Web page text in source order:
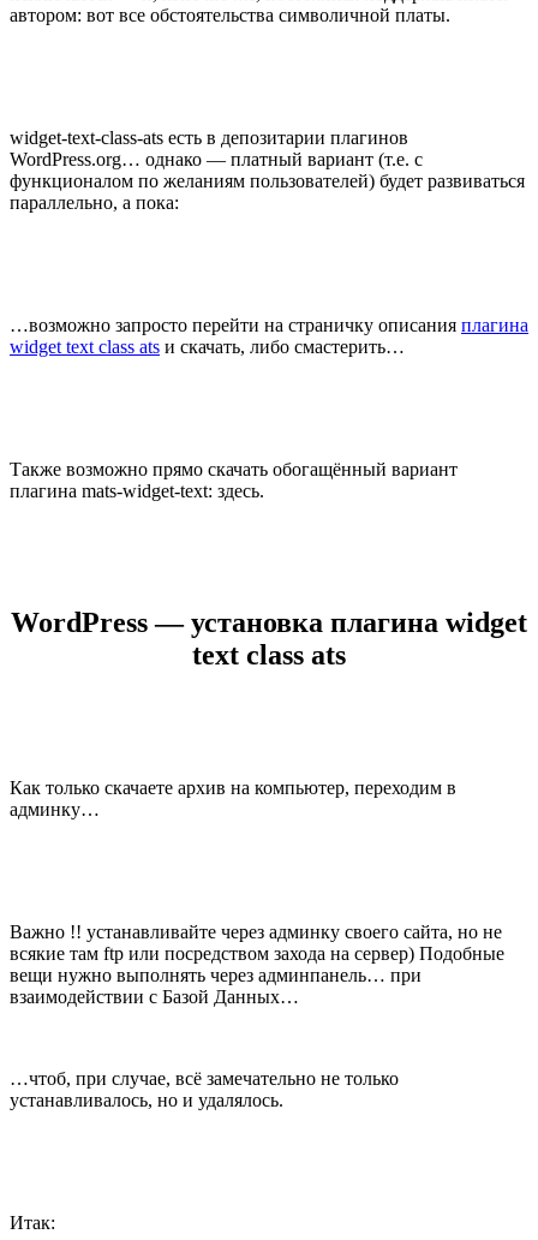
автором: вот все обстоятельства символичной платы.
widget-text-class-ats есть в депозитарии плагинов
WordPress.org… однако — платный вариант (т.е. с
функционалом по желаниям пользователей) будет развиваться
параллельно, а пока:
…возможно запросто перейти на страничку описания плагина
widget text class ats и скачать, либо смастерить…
Также возможно прямо скачать обогащённый вариант
плагина mats-widget-text: здесь.
WordPress — установка плагина widget
text class ats
Как только скачаете архив на компьютер, переходим в
админку…
Важно !! устанавливайте через админку своего сайта, но не
всякие там ftp или посредством захода на сервер) Подобные
вещи нужно выполнять через админпанель… при
взаимодействии с Базой Данных…
…чтоб, при случае, всё замечательно не только
устанавливалось, но и удалялось.
Итак: